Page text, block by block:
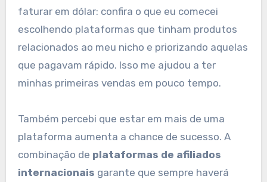
faturar em dólar: confira o que eu comecei
escolhendo plataformas que tinham produtos
relacionados ao meu nicho e priorizando aquelas
que pagavam rápido. Isso me ajudou a ter
minhas primeiras vendas em pouco tempo.
Também percebi que estar em mais de uma
plataforma aumenta a chance de sucesso. A
combinação de plataformas de afiliados
internacionais garante que sempre haverá